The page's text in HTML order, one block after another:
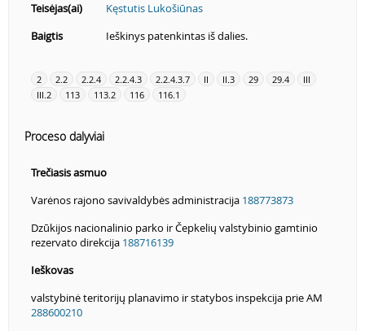
Teisėjas(ai)
Kęstutis Lukošiūnas
Baigtis
Ieškinys patenkintas iš dalies.
2 2.2 2.2.4 2.2.4.3 2.2.4.3.7 II II.3 29 29.4
III
III.2
113 113.2 116 116.1
Proceso dalyviai
Trečiasis asmuo
Varėnos rajono savivaldybės administracija 188773873
Dzūkijos nacionalinio parko ir Čepkelių valstybinio gamtinio
rezervato direkcija 188716139
Ieškovas
valstybinė teritorijų planavimo ir statybos inspekcija prie AM
288600210